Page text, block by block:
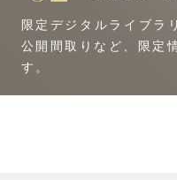
限定デジタルライブラ
公開間取りなど、限定
す。